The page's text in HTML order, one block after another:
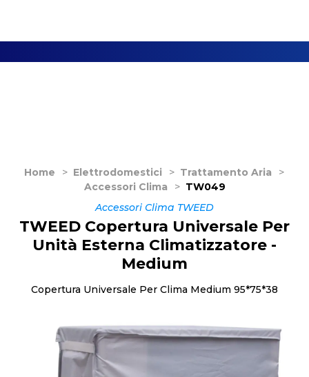
Home > Elettrodomestici > Trattamento Aria
>
Accessori Clima
> TW049
Accessori Clima TWEED
TWEED Copertura Universale Per
Unità Esterna Climatizzatore -
Medium
Copertura Universale Per Clima Medium 95*75*38